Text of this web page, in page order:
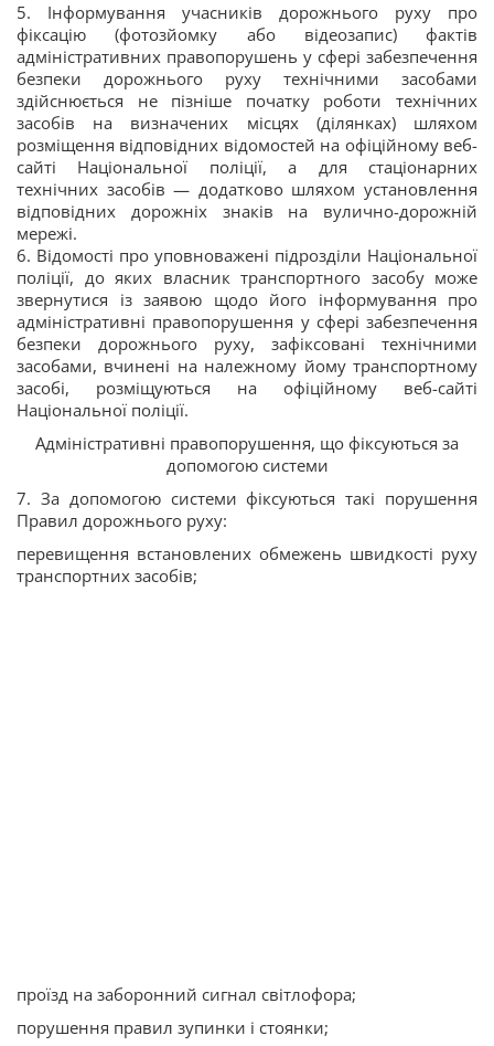
5. Інформування учасників дорожнього руху про
фіксацію (фотозйомку або відеозапис) фактів
адміністративних правопорушень у сфері забезпечення
безпеки дорожнього руху технічними засобами
здійснюється не пізніше початку роботи технічних
засобів на визначених місцях (ділянках) шляхом
розміщення відповідних відомостей на офіційному веб-
сайті Національної поліції, а для стаціонарних
технічних засобів — додатково шляхом установлення
відповідних дорожніх знаків на вулично-дорожній
мережі.
6. Відомості про уповноважені підрозділи Національної
поліції, до яких власник транспортного засобу може
звернутися із заявою щодо його інформування про
адміністративні правопорушення у сфері забезпечення
безпеки дорожнього руху, зафіксовані технічними
засобами, вчинені на належному йому транспортному
засобі, розміщуються на офіційному веб-сайті
Національної поліції.
Адміністративні правопорушення, що фіксуються за
допомогою системи
7. За допомогою системи фіксуються такі порушення
Правил дорожнього руху:
перевищення встановлених обмежень швидкості руху
транспортних засобів;
проїзд на заборонний сигнал світлофора;
порушення правил зупинки і стоянки;